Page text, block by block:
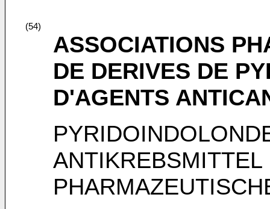
(54)
ASSOCIATIONS
DE DERIVES DE
D'AGENTS
ANTIKREBSMITTEL